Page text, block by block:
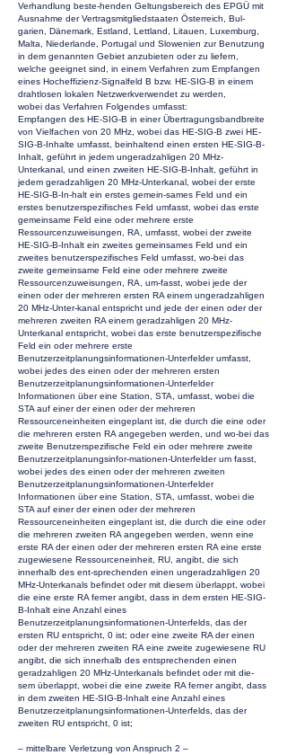
Verhandlung beste-henden Geltungsbereich des EPGÜ mit
Ausnahme der Vertragsmitgliedstaaten Österreich, Bul-
garien, Dänemark, Estland, Lettland, Litauen, Luxemburg,
Malta, Niederlande, Portugal und Slowenien zur Benutzung
in dem genannten Gebiet anzubieten oder zu liefern,
welche geeignet sind, in einem Verfahren zum Empfangen
eines Hocheffizienz-Signalfeld B bzw. HE-SIG-B in einem
drahtlosen lokalen Netzwerkverwendet zu werden,
wobei das Verfahren Folgendes umfasst:
Empfangen des HE-SIG-B in einer Übertragungsbandbreite
von Vielfachen von 20 MHz, wobei das HE-SIG-B zwei HE-
SIG-B-Inhalte umfasst, beinhaltend einen ersten HE-SIG-B-
Inhalt, geführt in jedem ungeradzahligen 20 MHz-
Unterkanal, und einen zweiten HE-SIG-B-Inhalt, geführt in
jedem geradzahligen 20 MHz-Unterkanal, wobei der erste
HE-SIG-B-In-halt ein erstes gemein-sames Feld und ein
erstes benutzerspezifisches Feld umfasst, wobei das erste
gemeinsame Feld eine oder mehrere erste
Ressourcenzuweisungen, RA, umfasst, wobei der zweite
HE-SIG-B-Inhalt ein zweites gemeinsames Feld und ein
zweites benutzerspezifisches Feld umfasst, wo-bei das
zweite gemeinsame Feld eine oder mehrere zweite
Ressourcenzuweisungen, RA, um-fasst, wobei jede der
einen oder der mehreren ersten RA einem ungeradzahligen
20 MHz-Unter-kanal entspricht und jede der einen oder der
mehreren zweiten RA einem geradzahligen 20 MHz-
Unterkanal entspricht, wobei das erste benutzerspezifische
Feld ein oder mehrere erste
Benutzerzeitplanungsinformationen-Unterfelder umfasst,
wobei jedes des einen oder der mehreren ersten
Benutzerzeitplanungsinformationen-Unterfelder
Informationen über eine Station, STA, umfasst, wobei die
STA auf einer der einen oder der mehreren
Ressourceneinheiten eingeplant ist, die durch die eine oder
die mehreren ersten RA angegeben werden, und wo-bei das
zweite Benutzerspezifische Feld ein oder mehrere zweite
Benutzerzeitplanungsinfor-mationen-Unterfelder um fasst,
wobei jedes des einen oder der mehreren zweiten
Benutzerzeitplanungsinformationen-Unterfelder
Informationen über eine Station, STA, umfasst, wobei die
STA auf einer der einen oder der mehreren
Ressourceneinheiten eingeplant ist, die durch die eine oder
die mehreren zweiten RA angegeben werden, wenn eine
erste RA der einen oder der mehreren ersten RA eine erste
zugewiesene Ressourceneinheit, RU, angibt, die sich
innerhalb des ent-sprechenden einen ungeradzahligen 20
MHz-Unterkanals befindet oder mit diesem überlappt, wobei
die eine erste RA ferner angibt, dass in dem ersten HE-SIG-
B-Inhalt eine Anzahl eines
Benutzerzeitplanungsinformationen-Unterfelds, das der
ersten RU entspricht, 0 ist; oder eine zweite RA der einen
oder der mehreren zweiten RA eine zweite zugewiesene RU
angibt, die sich innerhalb des entsprechenden einen
geradzahligen 20 MHz-Unterkanals befindet oder mit die-
sem überlappt, wobei die eine zweite RA ferner angibt, dass
in dem zweiten HE-SIG-B-Inhalt eine Anzahl eines
Benutzerzeitplanungsinformationen-Unterfelds, das der
zweiten RU entspricht, 0 ist;
– mittelbare Verletzung von Anspruch 2 –